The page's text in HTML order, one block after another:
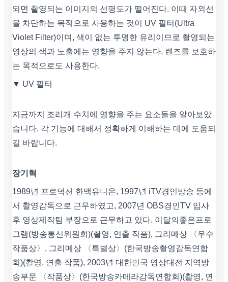
되면 촬영되는 이미지의 선명도가 떨어진다. 이때 자외선
을 차단하는 목적으로 사용하는 것이 UV 필터(Ultra
Violet Filter)이며, 색이 없는 투명한 유리이므로 촬영되는
영상의 색과 노출에는 영향을 주지 않는다. 렌즈를 보호하
는 목적으로도 사용한다.
▼ UV 필터
지금까지 조리개 수치에 영향을 주는 요소들을 알아보았
습니다. 각 기능에 대해서 정확하게 이해하는 데에 도움되
길 바랍니다.
장기혁
1989년 프로덕션 한맥유니온, 1997년 iTV경인방송 등에
서 촬영감독으로 근무하였고, 2007년 OBS경인TV 입사
후 영상제작팀 부장으로 근무하고 있다. 이달의좋은프로
그램(방송통신위원회)(촬영, 연출 작품), 그리메상 〈우수
작품상〉, 그리메상 〈특별상〉(한국방송촬영감독연합
회)(촬영, 연출 작품), 2003년 대한민국 영상대전 지역방
송부문 〈작품상〉(한국방송카메라감독연합회)(촬영, 연